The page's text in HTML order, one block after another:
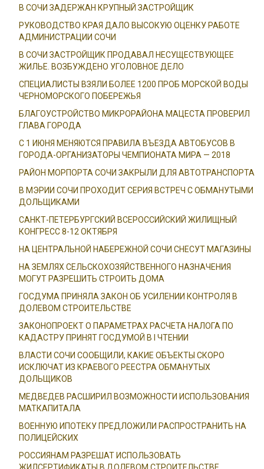
В СОЧИ ЗАДЕРЖАН КРУПНЫЙ ЗАСТРОЙЩИК
РУКОВОДСТВО КРАЯ ДАЛО ВЫСОКУЮ ОЦЕНКУ РАБОТЕ
АДМИНИСТРАЦИИ СОЧИ
В СОЧИ ЗАСТРОЙЩИК ПРОДАВАЛ НЕСУЩЕСТВУЮЩЕЕ
ЖИЛЬЕ. ВОЗБУЖДЕНО УГОЛОВНОЕ ДЕЛО
СПЕЦИАЛИСТЫ ВЗЯЛИ БОЛЕЕ 1200 ПРОБ МОРСКОЙ ВОДЫ
ЧЕРНОМОРСКОГО ПОБЕРЕЖЬЯ
БЛАГОУСТРОЙСТВО МИКРОРАЙОНА МАЦЕСТА ПРОВЕРИЛ
ГЛАВА ГОРОДА
С 1 ИЮНЯ МЕНЯЮТСЯ ПРАВИЛА ВЪЕЗДА АВТОБУСОВ В
ГОРОДА-ОРГАНИЗАТОРЫ ЧЕМПИОНАТА МИРА — 2018
РАЙОН МОРПОРТА СОЧИ ЗАКРЫЛИ ДЛЯ АВТОТРАНСПОРТА
В МЭРИИ СОЧИ ПРОХОДИТ СЕРИЯ ВСТРЕЧ С ОБМАНУТЫМИ
ДОЛЬЩИКАМИ
САНКТ-ПЕТЕРБУРГСКИЙ ВСЕРОССИЙСКИЙ ЖИЛИЩНЫЙ
КОНГРЕСС 8-12 ОКТЯБРЯ
НА ЦЕНТРАЛЬНОЙ НАБЕРЕЖНОЙ СОЧИ СНЕСУТ МАГАЗИНЫ
НА ЗЕМЛЯХ СЕЛЬСКОХОЗЯЙСТВЕННОГО НАЗНАЧЕНИЯ
МОГУТ РАЗРЕШИТЬ СТРОИТЬ ДОМА
ГОСДУМА ПРИНЯЛА ЗАКОН ОБ УСИЛЕНИИ КОНТРОЛЯ В
ДОЛЕВОМ СТРОИТЕЛЬСТВЕ
ЗАКОНОПРОЕКТ О ПАРАМЕТРАХ РАСЧЕТА НАЛОГА ПО
КАДАСТРУ ПРИНЯТ ГОСДУМОЙ В I ЧТЕНИИ
ВЛАСТИ СОЧИ СООБЩИЛИ, КАКИЕ ОБЪЕКТЫ СКОРО
ИСКЛЮЧАТ ИЗ КРАЕВОГО РЕЕСТРА ОБМАНУТЫХ
ДОЛЬЩИКОВ
МЕДВЕДЕВ РАСШИРИЛ ВОЗМОЖНОСТИ ИСПОЛЬЗОВАНИЯ
МАТКАПИТАЛА
ВОЕННУЮ ИПОТЕКУ ПРЕДЛОЖИЛИ РАСПРОСТРАНИТЬ НА
ПОЛИЦЕЙСКИХ
РОССИЯНАМ РАЗРЕШАТ ИСПОЛЬЗОВАТЬ